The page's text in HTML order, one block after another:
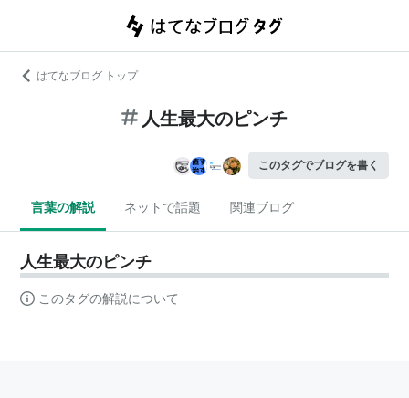
はてなブログ トップ
人生最大のピンチ
このタグでブログを書く
言葉の解説 ネットで話題 関連ブログ
人生最大のピンチ
このタグの解説について